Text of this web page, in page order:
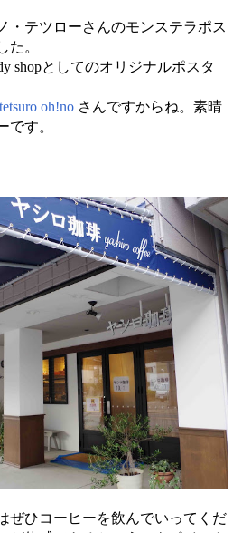
・テツローさんのモンステラポス
た。
shopとしてのオリジナルポスタ
oh!no さんですからね。素晴
です。
ぜひコーヒーを飲んでいってくだ